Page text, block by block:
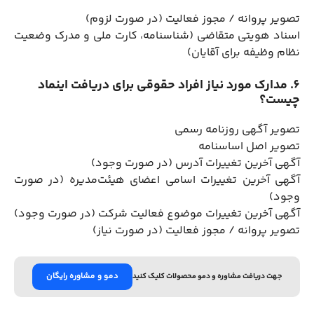
تصویر پروانه / مجوز فعالیت (در صورت لزوم)
اسناد هویتی متقاضی (شناسنامه، کارت ملی و مدرک وضعیت
نظام وظیفه برای آقایان)
6. مدارک مورد نیاز افراد حقوقی برای دریافت اینماد
چیست؟
تصویر آگهی روزنامه رسمی
تصویر اصل اساسنامه
آگهی آخرین تغییرات آدرس (در صورت وجود)
آگهی آخرین تغییرات اسامی اعضای هیئت‌مدیره (در صورت
وجود)
آگهی آخرین تغییرات موضوع فعالیت شرکت (در صورت وجود)
تصویر پروانه / مجوز فعالیت (در صورت نیاز)
جهت دریافت مشاوره و دمو محصولات کلیک کنید دمو و مشاوره رایگان